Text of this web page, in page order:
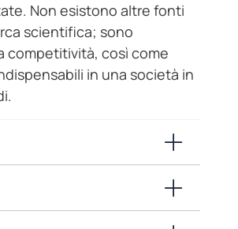
Non esistono altre fonti
scientifica; sono
competitività, così come
in una società in